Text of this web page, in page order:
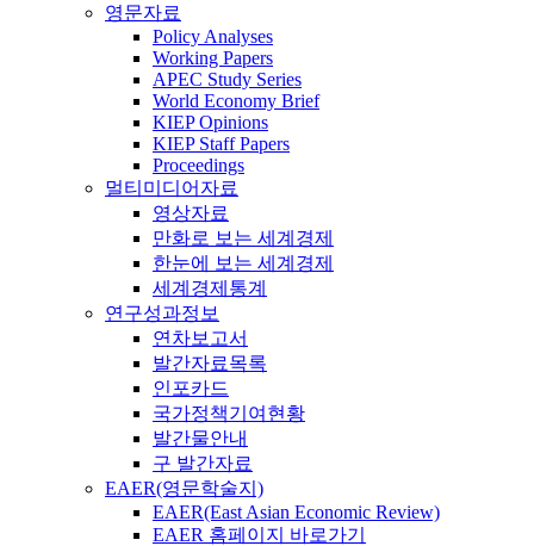
영문자료
Policy Analyses
Working Papers
APEC Study Series
World Economy Brief
KIEP Opinions
KIEP Staff Papers
Proceedings
멀티미디어자료
영상자료
만화로 보는 세계경제
한눈에 보는 세계경제
세계경제통계
연구성과정보
연차보고서
발간자료목록
인포카드
국가정책기여현황
발간물안내
구 발간자료
EAER(영문학술지)
EAER(East Asian Economic Review)
EAER 홈페이지 바로가기